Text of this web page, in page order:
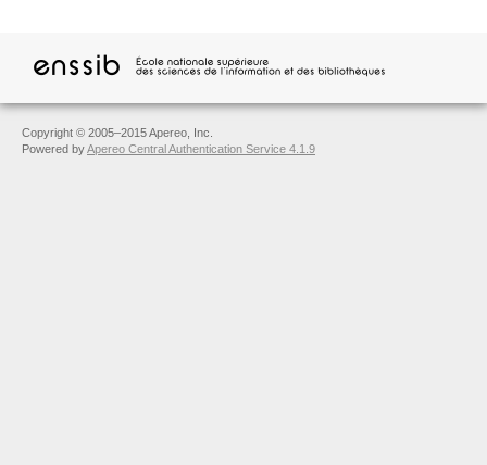
Copyright © 2005–2015 Apereo, Inc.
Powered byApereo Central Authentication Service 4.1.9